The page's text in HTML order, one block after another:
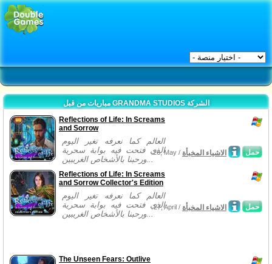
مباريات من قبل GRANDMA STUDIOS الشركة
Reflections of Life: In Screams
and Sorrow
العالم كما نعرفه تغير اليوم
الذي فتحت فيه بوابة سحرية
ورحبنا بالأشخاص الغريبين...
حمل 26, May / الاشياء المخبأة
Reflections of Life: In Screams
and Sorrow Collector's Edition
العالم كما نعرفه تغير اليوم
الذي فتحت فيه بوابة سحرية
ورحبنا بالأشخاص الغريبين...
حمل 27, April / الاشياء المخبأة
The Unseen Fears: Outlive